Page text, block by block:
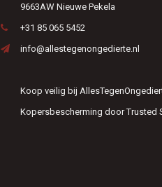
9663AW Nieuwe Pekela
+31 85 065 5452
info@allestegenongedierte.nl
Koop veilig bij
Kopersbescherming door Trusted